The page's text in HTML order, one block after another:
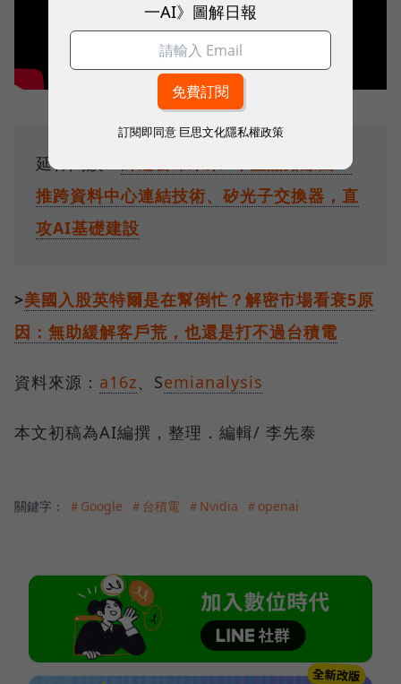
延伸閱讀：
輝達公布未來3年產品路線圖！
推跨資料中心連結技術、矽光子交換器，直
攻AI基礎建設
>美國入股英特爾是在幫倒忙？解密市場看衰5原
因：無助緩解客戶荒，也還是打不過台積電
資料來源： a16z 、Semianalysis
本文初稿為AI編撰，整理．編輯/ 李先泰
關鍵字： ＃Google ＃台積電 ＃Nvidia ＃openai
一AI》圖解日報
訂閱即同意 巨思文化隱私權政策